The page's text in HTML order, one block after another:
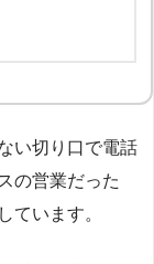
い切り口で電話
の営業だった
ています。